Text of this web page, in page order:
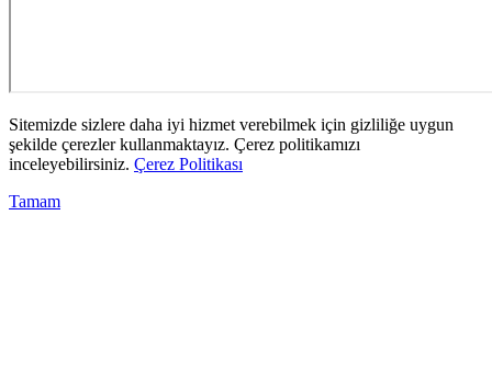
Sitemizde sizlere daha iyi hizmet verebilmek için gizliliğe uygun
şekilde çerezler kullanmaktayız. Çerez politikamızı
inceleyebilirsiniz. Çerez Politikası
Tamam